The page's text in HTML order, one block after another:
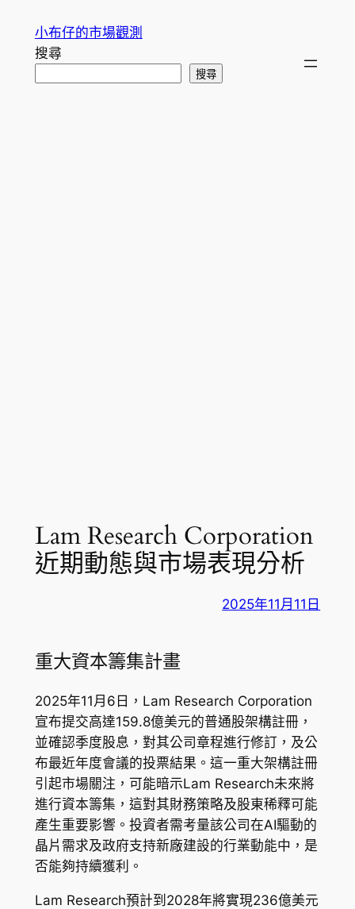
小布仔的市場觀測
搜尋
搜尋
Lam Research Corporation
近期動態與市場表現分析
2025年11月11日
重大資本籌集計畫
2025年11月6日，Lam Research Corporation
宣布提交高達159.8億美元的普通股架構註冊，
並確認季度股息，對其公司章程進行修訂，及公
布最近年度會議的投票結果。這一重大架構註冊
引起市場關注，可能暗示Lam Research未來將
進行資本籌集，這對其財務策略及股東稀釋可能
產生重要影響。投資者需考量該公司在AI驅動的
晶片需求及政府支持新廠建設的行業動能中，是
否能夠持續獲利。
Lam Research預計到2028年將實現236億美元